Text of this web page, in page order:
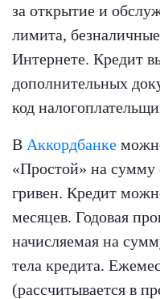
за открытие и
лимита,
Интернете. Кредит
дополнительных
код
В Аккордбанке
«Простой» на сумму
гривен. Кредит
месяцев. Годовая
начисляемая на
тела кредита.
(рассчитывается в